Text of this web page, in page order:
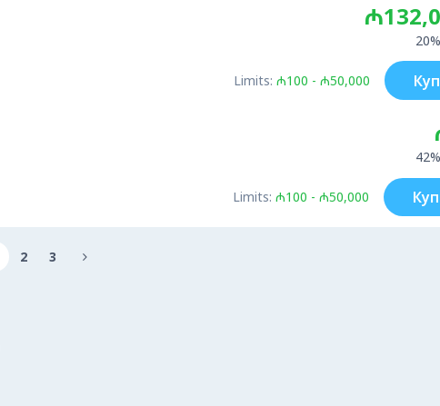
Limits: ₼100 - ₼50,000
Limits: ₼100 - ₼50,000
2 3 